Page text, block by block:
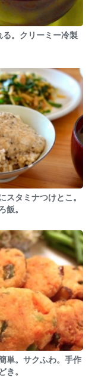
る。クリーミー冷製
スタミナつけとこ。
飯。
単。サクふわ。手作
き。